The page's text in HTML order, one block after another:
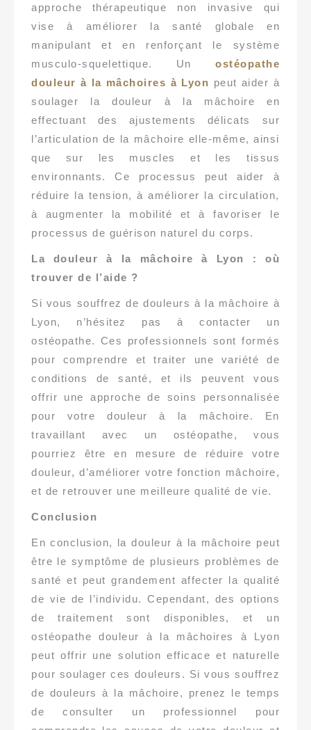
approche thérapeutique non invasive qui
vise à améliorer la santé globale en
manipulant et en renforçant le système
musculo-squelettique. Un ostéopathe
douleur à la mâchoires à Lyon peut aider à
soulager la douleur à la mâchoire en
effectuant des ajustements délicats sur
l’articulation de la mâchoire elle-même, ainsi
que sur les muscles et les tissus
environnants. Ce processus peut aider à
réduire la tension, à améliorer la circulation,
à augmenter la mobilité et à favoriser le
processus de guérison naturel du corps.
La douleur à la mâchoire à Lyon : où
trouver de l’aide ?
Si vous souffrez de douleurs à la mâchoire à
Lyon, n’hésitez pas à contacter un
ostéopathe. Ces professionnels sont formés
pour comprendre et traiter une variété de
conditions de santé, et ils peuvent vous
offrir une approche de soins personnalisée
pour votre douleur à la mâchoire. En
travaillant avec un ostéopathe, vous
pourriez être en mesure de réduire votre
douleur, d’améliorer votre fonction mâchoire,
et de retrouver une meilleure qualité de vie.
Conclusion
En conclusion, la douleur à la mâchoire peut
être le symptôme de plusieurs problèmes de
santé et peut grandement affecter la qualité
de vie de l’individu. Cependant, des options
de traitement sont disponibles, et un
ostéopathe douleur à la mâchoires à Lyon
peut offrir une solution efficace et naturelle
pour soulager ces douleurs. Si vous souffrez
de douleurs à la mâchoire, prenez le temps
de consulter un professionnel pour